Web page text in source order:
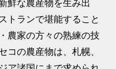
鮮な農産物を生み出
トランで堪能すること
農家の方々の熟練の技
コの農産物は、札幌、